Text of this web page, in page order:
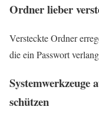
Ordner lieber
Versteckte Ordner
die ein Passwort
Systemwerkzeuge
schützen